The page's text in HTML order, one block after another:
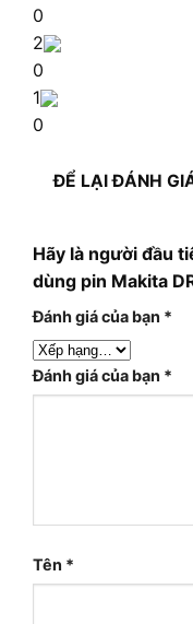
0
2
0
1
0
ĐỂ LẠI ĐÁNH
Hãy là người đầu
dùng pin Makita
Đánh giá của bạn *
Đánh giá của bạn *
Tên *